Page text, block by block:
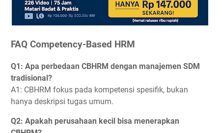
FAQ Competency-Based HRM
Q1: Apa perbedaan CBHRM dengan manajemen SDM
tradisional?
A1: CBHRM fokus pada kompetensi spesifik, bukan
hanya deskripsi tugas umum.
Q2: Apakah perusahaan kecil bisa menerapkan